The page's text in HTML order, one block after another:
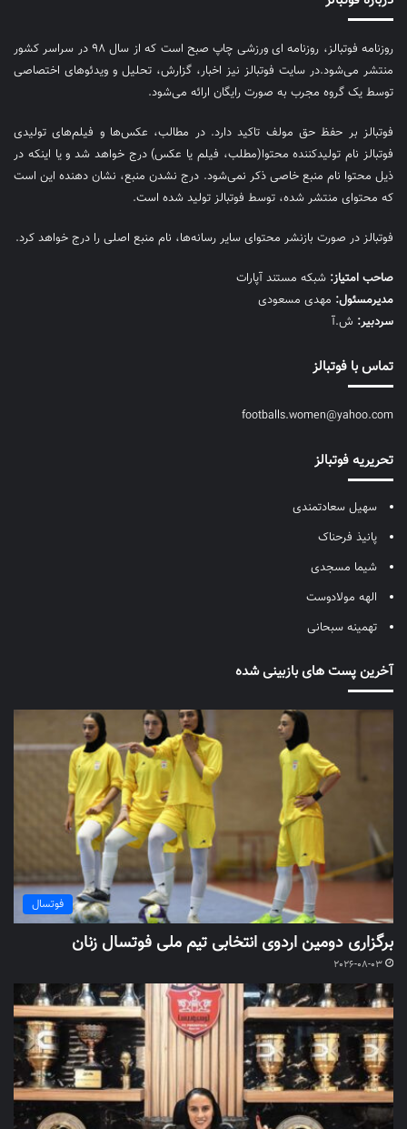
روزنامه فوتبالز، روزنامه ای ورزشی چاپ صبح است که از سال ۹۸ در سراسر کشور
منتشر می‌شود.در سایت فوتبالز نیز اخبار، گزارش، تحلیل و ویدئوهای اختصاصی
توسط یک گروه مجرب به صورت رایگان ارائه می‌شود.
فوتبالز بر حفظ حق مولف تاکید دارد. در مطالب، عکس‌ها و فیلم‌های تولیدی
فوتبالز نام تولیدکننده محتوا(مطلب، فیلم یا عکس) درج خواهد شد و یا اینکه در
ذیل محتوا نام منبع خاصی ذکر نمی‌‎شود. درج نشدن منبع، نشان دهنده این است
که محتوای منتشر شده، توسط فوتبالز تولید شده است.
فوتبالز در صورت بازنشر محتوای سایر رسانه‌ها، نام منبع اصلی را درج خواهد کرد.
صاحب امتیاز: شبکه مستند آپارات
مديرمسئول: مهدی مسعودی
سردبیر: ش.آ
تماس با فوتبالز
footballs.women@yahoo.com
تحریریه فوتبالز
سهیل سعادتمندی
پانیذ فرحناک
شیما مسجدی
الهه مولادوست
تهمینه سبحانی
آخرین پست های بازبینی شده
فوتسال
برگزاری دومین اردوی انتخابی تیم ملی فوتسال زنان
2026-08-03